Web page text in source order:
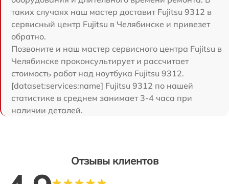
таких случаях наш мастер доставит Fujitsu 9312 в
сервисный центр Fujitsu в Челябинске и привезет
обратно.
Позвоните и наш мастер сервисного центра Fujitsu в
Челябинске проконсультирует и рассчитает
стоимость работ над ноутбука Fujitsu 9312.
[dataset:services:name] Fujitsu 9312 по нашей
статистике в среднем занимает 3-4 часа при
наличии деталей.
Отзывы клиентов